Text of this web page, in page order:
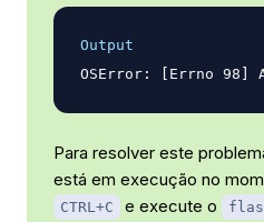
Output
Para resolver este
está em execução no
CTRL+C e execute o